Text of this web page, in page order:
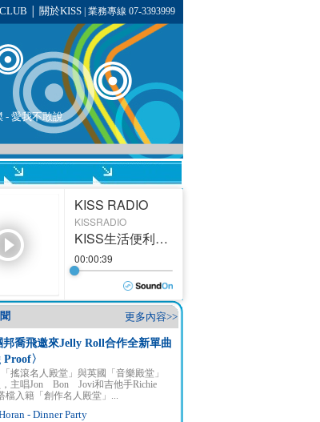
關於KISS| 業務專線 07-3393999
- 愛我不敢說
更多內容>>
邦喬飛邀來Jelly Roll合作全新單曲
Proof〉
搖滾名人殿堂」與英國「音樂殿堂」
主唱Jon Bon Jovi和吉他手Richie
檔入籍「創作名人殿堂」...
- Dinner Party